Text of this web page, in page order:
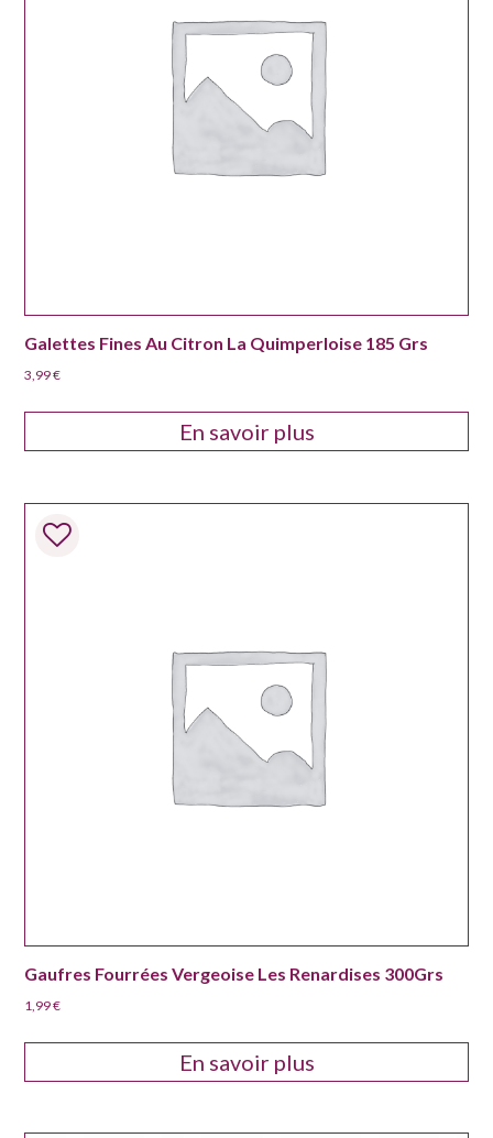
Galettes Fines Au Citron La Quimperloise 185 Grs
3,99€
En savoir plus
Gaufres Fourrées Vergeoise Les Renardises 300Grs
1,99€
En savoir plus